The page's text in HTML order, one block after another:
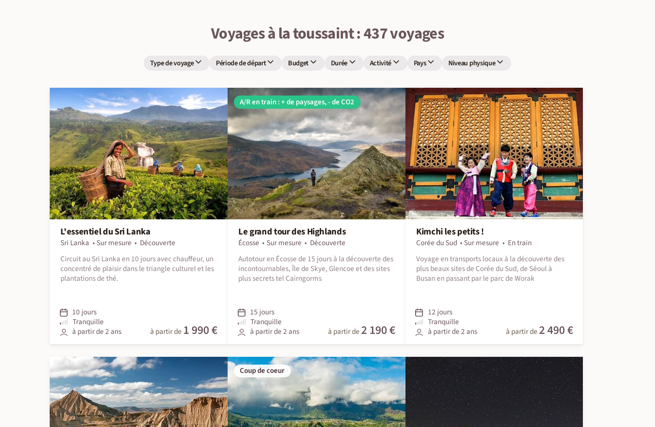
Voyages à la toussaint : 437 voyages
Type de voyage Période de départ Budget Durée Activité Pays Niveau physique
L'essentiel du Sri Lanka
Sri Lanka Sur mesure
Découverte
Circuit au Sri Lanka en 10 jours avec chauffeur, un
concentré de plaisir dans le triangle culturel et les
plantations de thé.
10 jours
Tranquille
à partir de 2 ans
à partir de 1 990 €
A/R en train : + de paysages, - de CO2
Le grand tour des Highlands
Écosse Sur mesure
Découverte
Autotour en Écosse de 15 jours à la découverte des
incontournables, Île de Skye, Glencoe et des sites
plus secrets tel Cairngorms
15 jours
Tranquille
à partir de 2 ans
à partir de 2 190 €
Kimchi les petits !
Corée du Sud Sur mesure
En train
Voyage en transports locaux à la découverte des
plus beaux sites de Corée du Sud, de Séoul à
Busan en passant par le parc de Worak
12 jours
Tranquille
à partir de 2 ans
à partir de 2 490 €
Coup de coeur